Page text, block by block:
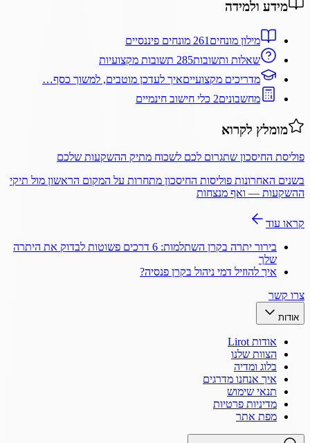
מידע ולמידה
מילון מונחים 261 מונחים פיננסיים
שאלות ותשובות285 תשובות מקצועיות
מדריכים מקצועייםאיך לעדכן מוטבים, למשוך כסף…
מחשבונים2 כלי חישוב חינמיים
מומלץ לקרוא
פוליסת החיסכון שתגרום לכם לשכוח מתיק ההשקעות שלכם
בשנים האחרונות פוליסות החיסכון מתחרות על המקום הראשון מול תיקי
ההשקעות — ואף מנצחות
קראו עוד
בירור יתרה בקרן השתלמות: 6 דרכים פשוטות לבדוק את היתרה
שלך
איך להוזיל דמי ניהול בקרן פנסיה?
צרו קשר
אודות
אודות Lirot
הצוות שלנו
בלוג ומדיה
איך אנחנו מדרגים
תנאי שימוש
מדיניות פרטיות
מפת אתר